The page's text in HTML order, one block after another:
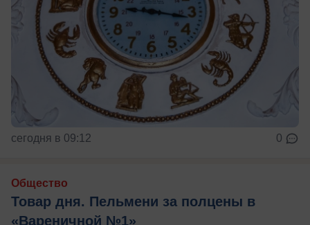
сегодня в 09:12 0
Общество
Товар дня. Пельмени за полцены в
«Вареничной №1»